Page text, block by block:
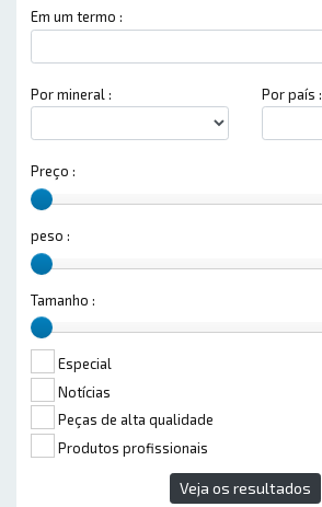
Em um termo :
Por mineral : Por país :
Preço :
peso :
Tamanho :
Especial
Notícias
Peças de alta qualidade
Produtos profissionais
Veja os resultados